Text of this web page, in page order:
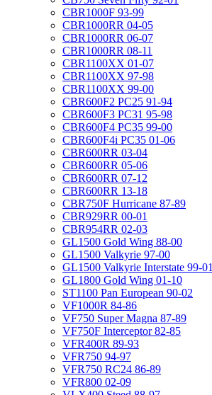
CBR1000F 93-99
CBR1000RR 04-05
CBR1000RR 06-07
CBR1000RR 08-11
CBR1100XX 01-07
CBR1100XX 97-98
CBR1100XX 99-00
CBR600F2 PC25 91-94
CBR600F3 PC31 95-98
CBR600F4 PC35 99-00
CBR600F4i PC35 01-06
CBR600RR 03-04
CBR600RR 05-06
CBR600RR 07-12
CBR600RR 13-18
CBR750F Hurricane 87-89
CBR929RR 00-01
CBR954RR 02-03
GL1500 Gold Wing 88-00
GL1500 Valkyrie 97-00
GL1500 Valkyrie Interstate 99-01
GL1800 Gold Wing 01-10
ST1100 Pan European 90-02
VF1000R 84-86
VF750 Super Magna 87-89
VF750F Interceptor 82-85
VFR400R 89-93
VFR750 94-97
VFR750 RC24 86-89
VFR800 02-09